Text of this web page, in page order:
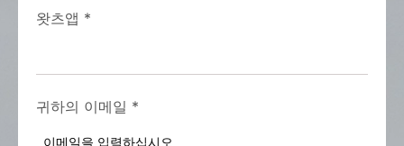
왓츠앱 *
귀하의 이메일 *